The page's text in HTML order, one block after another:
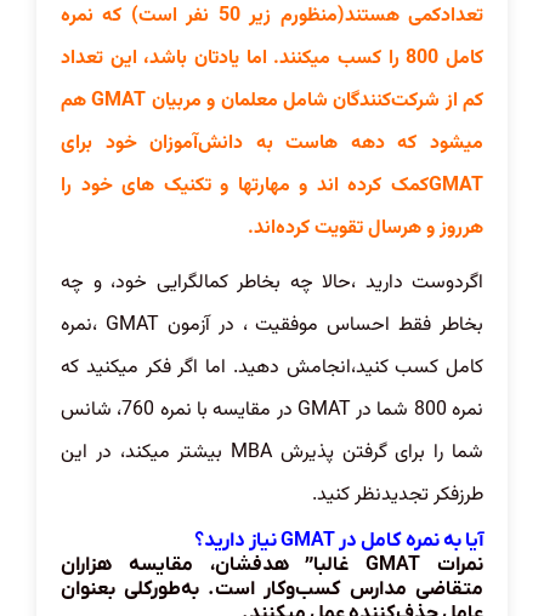
تعدادکمی هستند(منظورم زیر 50 نفر است) که نمره
کامل 800 را کسب میکنند. اما یادتان باشد، این تعداد
کم از شرکت‌کنندگان شامل معلمان و مربیان GMAT هم
میشود که دهه هاست به دانش‌آموزان خود برای
GMATکمک کرده اند و مهارتها و تکنیک های خود را
هرروز و هرسال تقویت کرده‌اند.
اگردوست دارید ،حالا چه بخاطر کمالگرایی خود، و چه
بخاطر فقط احساس موفقیت ، در آزمون GMAT ،نمره
کامل کسب کنید،انجامش دهید. اما اگر فکر میکنید که
نمره 800 شما در GMAT در مقایسه با نمره 760، شانس
شما را برای گرفتن پذیرش MBA بیشتر میکند، در این
طرزفکر تجدیدنظر کنید.
آیا به نمره کامل در GMAT نیاز دارید؟
نمرات GMAT غالبا” هدفشان، مقایسه هزاران
متقاضی مدارس کسب‌وکار است. به‌طورکلی بعنوان